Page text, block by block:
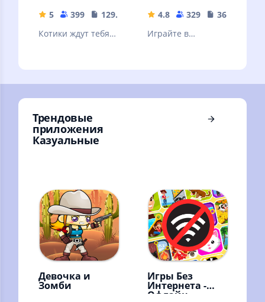
5 399
129.7 MB
Котики ждут тебя!
4.8 329
36.6 MB
Играйте в
Трендовые
приложения
Казуальные
Девочка и
Зомби
Игры Без
Интернета -
Офлайн